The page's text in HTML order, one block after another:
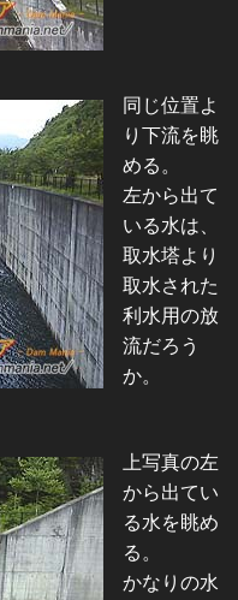
同じ位置よ
り下流を眺
める。
左から出て
いる水は、
取水塔より
取水された
利水用の放
流だろう
か。
上写真の左
から出てい
る水を眺め
る。
かなりの水